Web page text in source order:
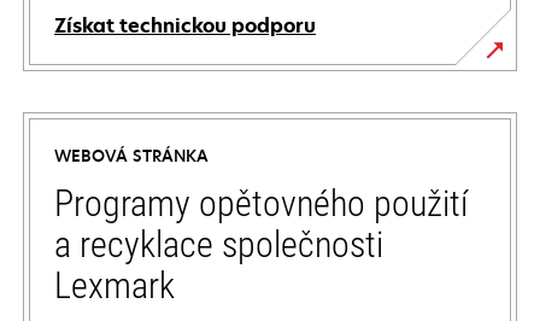
Získat technickou podporu
opens
in
new
tab
WEBOVÁ STRÁNKA
Programy opětovného použití
a recyklace společnosti
Lexmark